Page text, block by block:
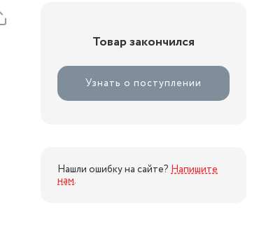
Товар закончился
Узнать о поступлении
Нашли ошибку на сайте? Напишите
нам.